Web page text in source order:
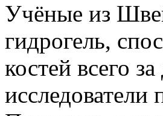
Учёные из
гидрогель,
костей всего